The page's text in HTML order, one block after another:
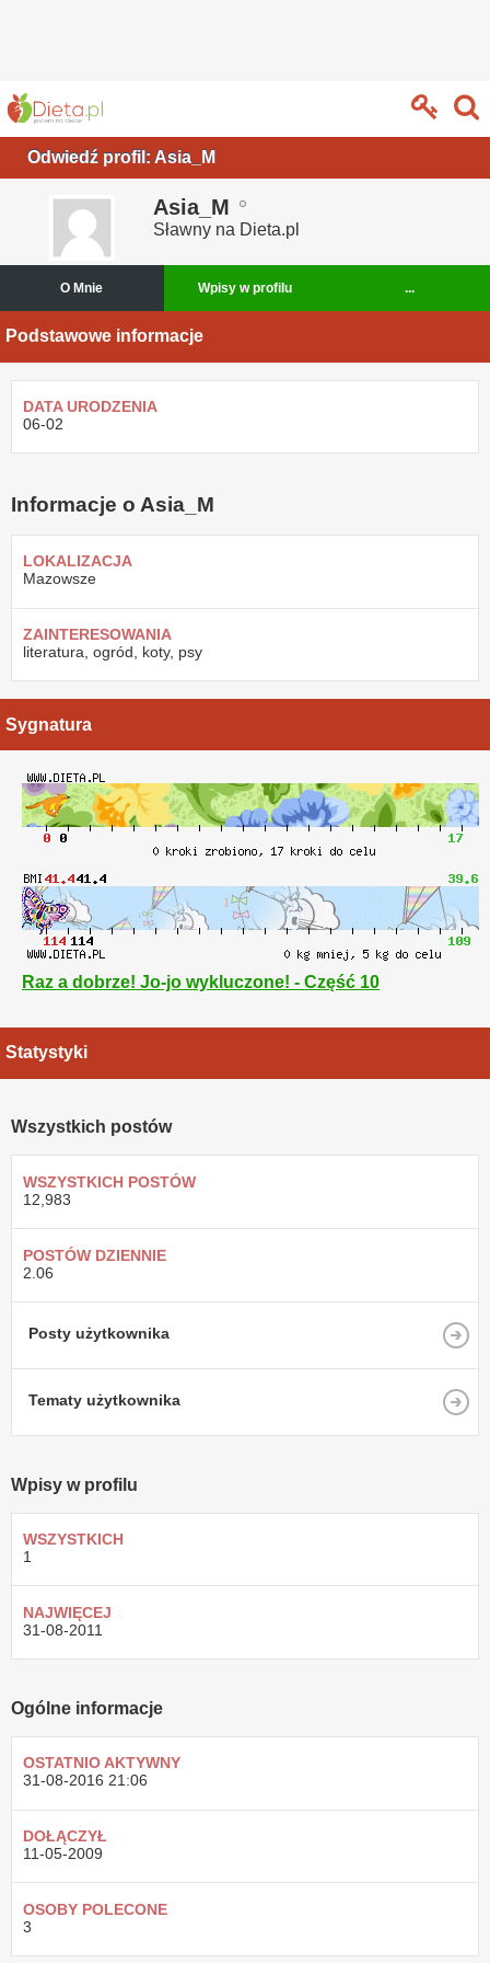
Odwiedź profil: Asia_M
Asia_M
Sławny na Dieta.pl
O Mnie Wpisy w profilu ...
Podstawowe informacje
DATA URODZENIA
06-02
Informacje o Asia_M
LOKALIZACJA
Mazowsze
ZAINTERESOWANIA
literatura, ogród, koty, psy
Sygnatura
Raz a dobrze! Jo-jo wykluczone! - Część 10
Statystyki
Wszystkich postów
WSZYSTKICH POSTÓW
12,983
POSTÓW DZIENNIE
2.06
Posty użytkownika
Tematy użytkownika
Wpisy w profilu
WSZYSTKICH
1
NAJWIĘCEJ
31-08-2011
Ogólne informacje
OSTATNIO AKTYWNY
31-08-2016 21:06
DOŁĄCZYŁ
11-05-2009
OSOBY POLECONE
3